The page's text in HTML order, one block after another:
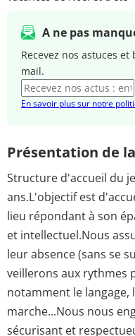
A ne pas
Recevez nos astuces
mail.
En savoir plus sur notre
Présentation de
Structure d'accueil du
ans.L'objectif est
lieu répondant à son
et intellectuel.Nous
leur absence (sans se
veillerons aux rythmes
notamment le
marche...Nous nous
sécurisant et